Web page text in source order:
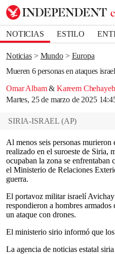
NOTICIAS ESTILO
DEPORTES
Noticias Mundo
Europa
Mueren 6 personas en ataques
Omar Albam & Kareem Chehayeb
Martes, 25 de marzo de 2025
Bookmark popover
Removed from bookmarks
Close popover
SIRIA-ISRAEL (AP)
Al menos seis personas murieron
realizado en el suroeste de Siria,
ocupaban la zona se enfrentaban
el Ministerio de Relaciones
guerra.
El portavoz militar israelí
respondieron a hombres armados
un ataque con drones.
El ministerio sirio informó que
La agencia de noticias estatal